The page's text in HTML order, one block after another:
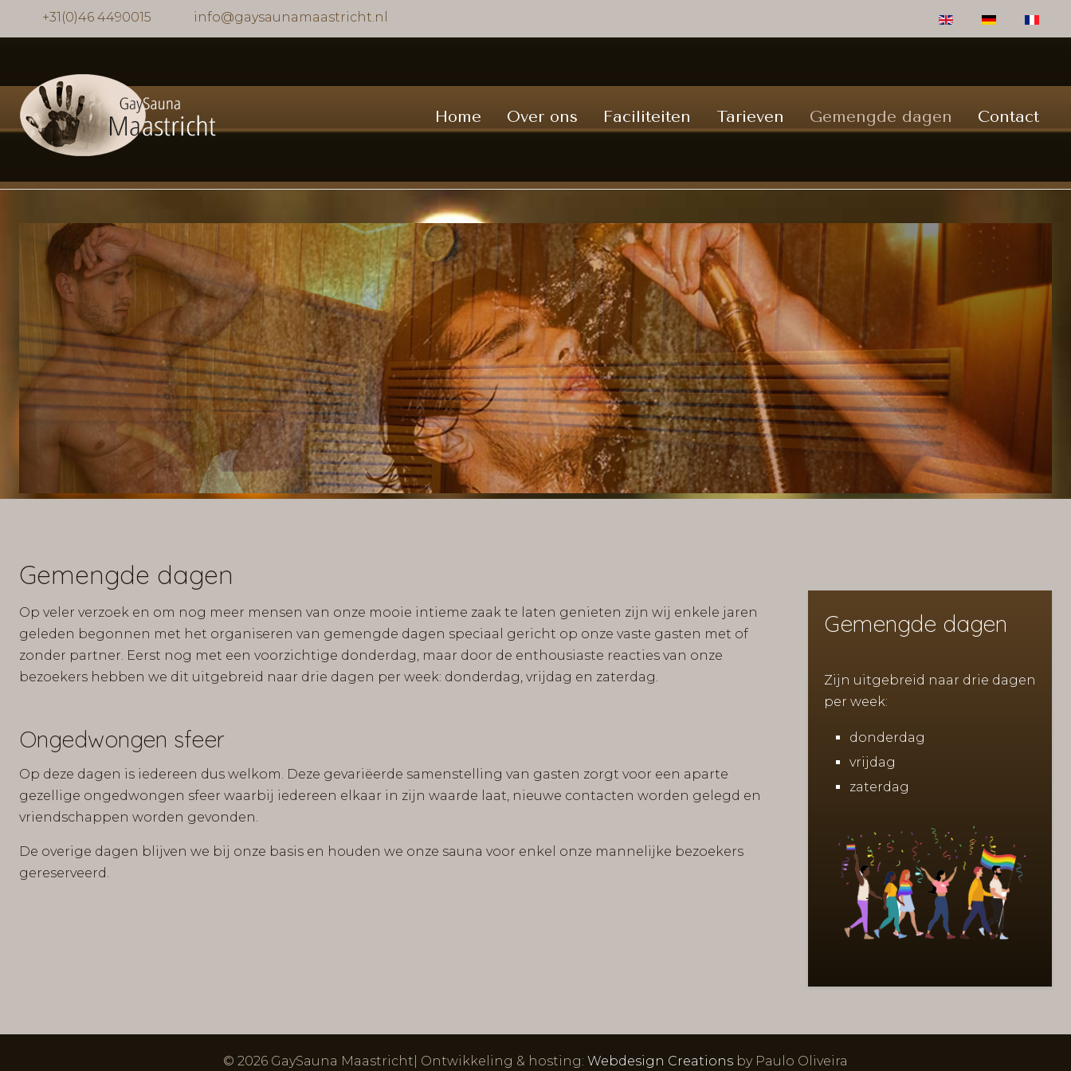
+31(0)46 4490015 info@gaysaunamaastricht.nl Selecteer de taal
Home Over ons Faciliteiten Tarieven Gemengde dagen Contact
Gemengde dagen
Op veler verzoek en om nog meer mensen van onze mooie intieme zaak te laten genieten zijn wij enkele jaren
geleden begonnen met het organiseren van gemengde dagen speciaal gericht op onze vaste gasten met of
zonder partner. Eerst nog met een voorzichtige donderdag, maar door de enthousiaste reacties van onze
bezoekers hebben we dit uitgebreid naar drie dagen per week: donderdag, vrijdag en zaterdag.
Ongedwongen sfeer
Op deze dagen is iedereen dus welkom. Deze gevariëerde samenstelling van gasten zorgt voor een aparte
gezellige ongedwongen sfeer waarbij iedereen elkaar in zijn waarde laat, nieuwe contacten worden gelegd en
vriendschappen worden gevonden.
De overige dagen blijven we bij onze basis en houden we onze sauna voor enkel onze mannelijke bezoekers
gereserveerd.
Gemengde dagen
Zijn uitgebreid naar drie dagen
per week:
donderdag
vrijdag
zaterdag
© 2026 GaySauna Maastricht| Ontwikkeling & hosting: Webdesign Creations by Paulo Oliveira